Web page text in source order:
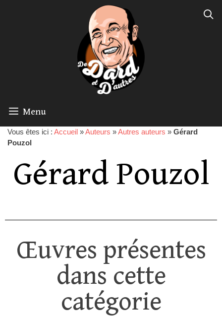
Menu
Vous êtes ici : Accueil »Auteurs »Autres auteurs » Gérard
Pouzol
Gérard Pouzol
Œuvres présentes
dans cette
catégorie